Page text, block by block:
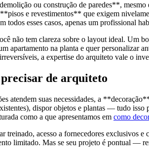
ou construção de paredes**,
e revestimentos** que exigem
esses casos, apenas um profissional
não tem clareza sobre o layout ideal. Um
apartamento na planta e quer personalizar
a expertise do arquiteto vale o
de arquiteto
atendem suas necessidades, a
dispor objetos e plantas — tudo
como a que apresentamos em como
treinado, acesso a fornecedores exclusivos
limitado. Mas se seu projeto é pontual —